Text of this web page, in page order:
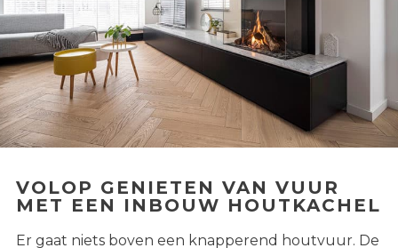
VOLOP GENIETEN VAN VUUR
MET EEN INBOUW HOUTKACHEL
Er gaat niets boven een knapperend houtvuur. De